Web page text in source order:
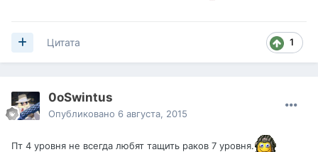
1
Цитата
0oSwintus
Опубликовано 6 августа, 2015
Пт 4 уровня не всегда любят тащить раков 7 уровня.